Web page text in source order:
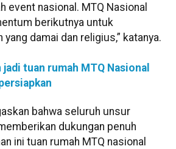
event nasional. MTQ Nasional
berikutnya untuk
damai dan religius,” katanya.
tuan rumah MTQ Nasional
bahwa seluruh unsur
dukungan penuh
ini tuan rumah MTQ nasional